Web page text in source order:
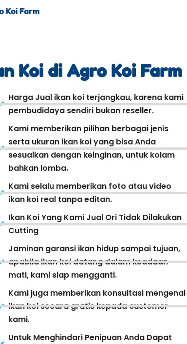
Koi Farm
Koi di Agro Koi Farm
Harga Jual ikan koi terjangkau, karena kami
pembudidaya sendiri bukan reseller.
Kami memberikan pilihan berbagai jenis
serta ukuran ikan koi yang bisa Anda
sesuaikan dengan keinginan, untuk kolam
bahkan lomba.
Kami selalu memberikan foto atau video
ikan koi real tanpa editan.
Ikan Koi Yang Kami Jual Ori Tidak Dilakukan
Cutting
Jaminan garansi ikan hidup sampai tujuan,
apabila ikan koi datang dalam keadaan
mati, kami siap mengganti.
Kami juga memberikan konsultasi mengenai
ikan koi secara gratis kepada customer
kami.
Untuk Menghindari Penipuan Anda Dapat